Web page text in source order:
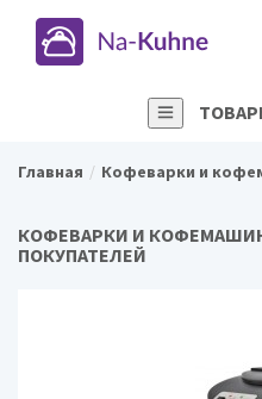
Главная Кофеварки и
КОФЕВАРКИ И
ПОКУПАТЕЛЕЙ